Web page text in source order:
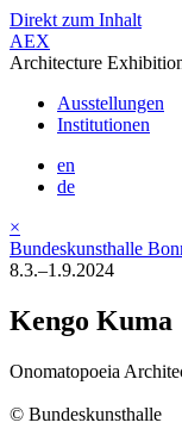
Direkt zum Inhalt
AEX
Architecture
Ausstellungen
Institutionen
en
de
×
Bundeskunsthalle
8.3.–1.9.2024
Kengo Kuma
Onomatopoeia
© Bundeskunsthalle